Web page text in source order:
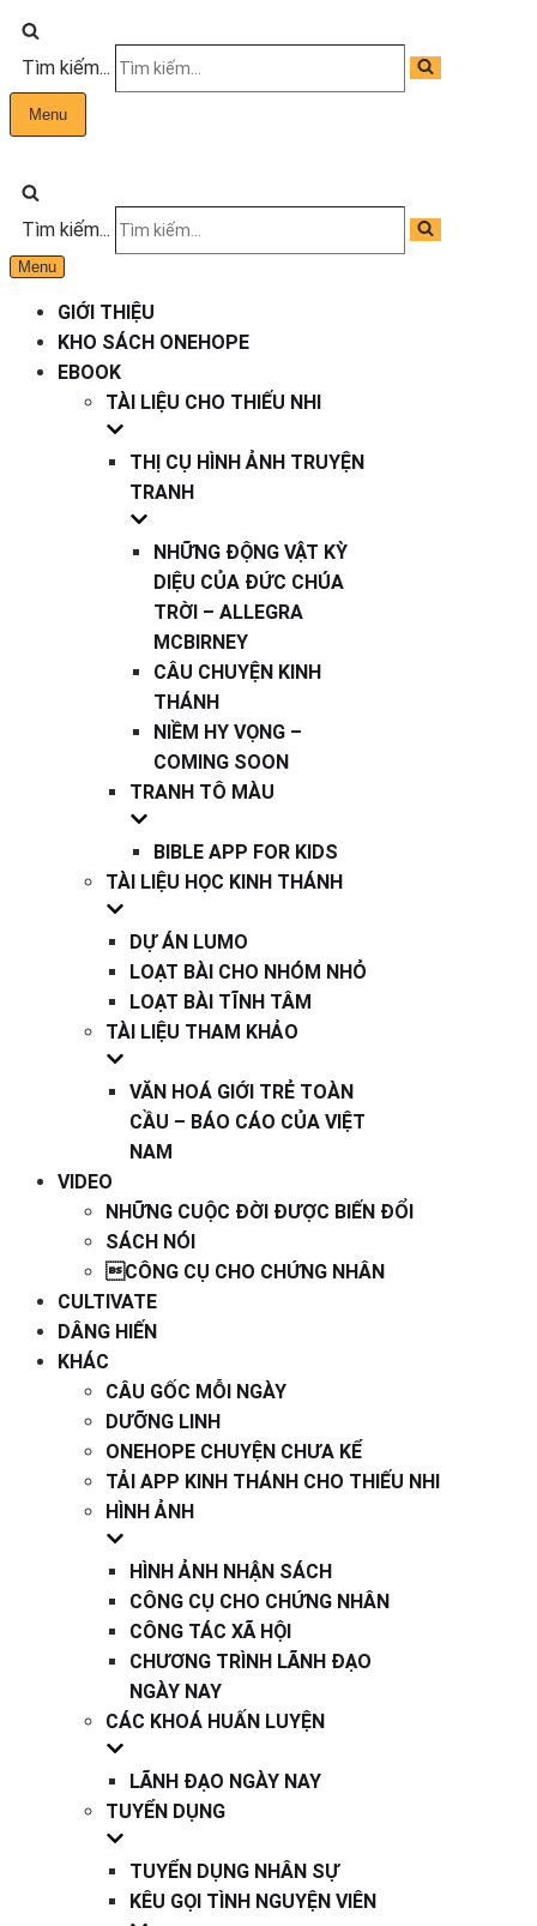
Tìm kiếm...
Menu
Tìm kiếm...
Menu
GIỚI THIỆU
KHO SÁCH ONEHOPE
EBOOK
TÀI LIỆU CHO THIẾU NHI
THỊ CỤ HÌNH ẢNH TRUYỆN
TRANH
NHỮNG ĐỘNG VẬT KỲ
DIỆU CỦA ĐỨC CHÚA
TRỜI – ALLEGRA
MCBIRNEY
CÂU CHUYỆN KINH
THÁNH
NIỀM HY VỌNG –
COMING SOON
TRANH TÔ MÀU
BIBLE APP FOR KIDS
TÀI LIỆU HỌC KINH THÁNH
DỰ ÁN LUMO
LOẠT BÀI CHO NHÓM NHỎ
LOẠT BÀI TĨNH TÂM
TÀI LIỆU THAM KHẢO
VĂN HOÁ GIỚI TRẺ TOÀN
CẦU – BÁO CÁO CỦA VIỆT
NAM
VIDEO
NHỮNG CUỘC ĐỜI ĐƯỢC BIẾN ĐỔI
SÁCH NÓI
CÔNG CỤ CHO CHỨNG NHÂN
CULTIVATE
DÂNG HIẾN
KHÁC
CÂU GỐC MỖI NGÀY
DƯỠNG LINH
ONEHOPE CHUYỆN CHƯA KỂ
TẢI APP KINH THÁNH CHO THIẾU NHI
HÌNH ẢNH
HÌNH ẢNH NHẬN SÁCH
CÔNG CỤ CHO CHỨNG NHÂN
CÔNG TÁC XÃ HỘI
CHƯƠNG TRÌNH LÃNH ĐẠO
NGÀY NAY
CÁC KHOÁ HUẤN LUYỆN
LÃNH ĐẠO NGÀY NAY
TUYỂN DỤNG
TUYỂN DỤNG NHÂN SỰ
KÊU GỌI TÌNH NGUYỆN VIÊN